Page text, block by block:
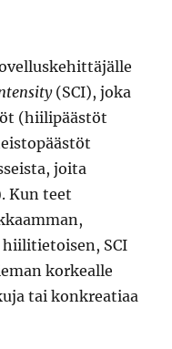
(SCI), joka
(hiilipäästöt
joita
Kun teet
SCI
korkealle
tai konkreatiaa